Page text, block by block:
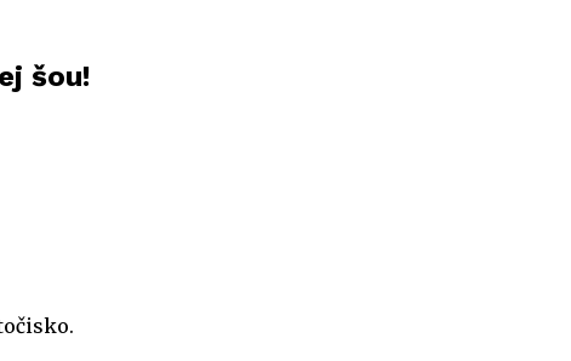
šou!